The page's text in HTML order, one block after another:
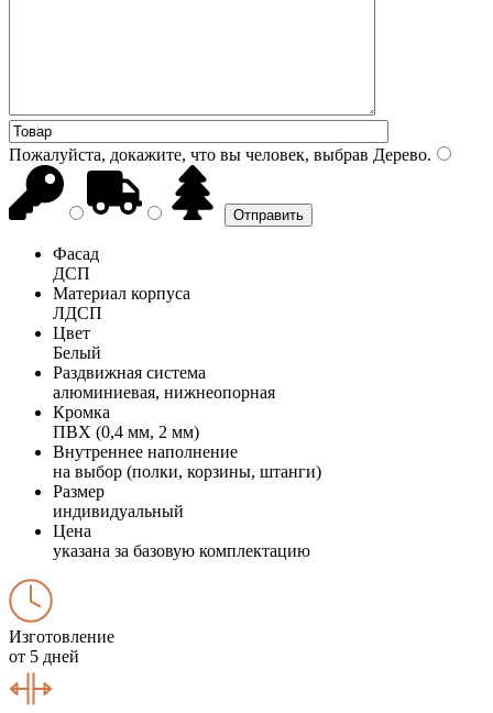
Пожалуйста, докажите, что вы человек, выбрав Дерево.
Фасад
ДСП
Материал корпуса
ЛДСП
Цвет
Белый
Раздвижная система
алюминиевая, нижнеопорная
Кромка
ПВХ (0,4 мм, 2 мм)
Внутреннее наполнение
на выбор (полки, корзины, штанги)
Размер
индивидуальный
Цена
указана за базовую комплектацию
Изготовление
от 5 дней